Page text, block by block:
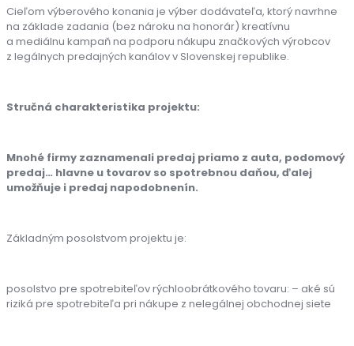
Cieľom výberového konania je výber dodávateľa, ktorý navrhne
na základe zadania (bez nároku na honorár) kreatívnu
a mediálnu kampaň na podporu nákupu značkových výrobcov
z legálnych predajných kanálov v Slovenskej republike.
Stručná charakteristika projektu:
Mnohé firmy zaznamenali predaj priamo z auta, podomový
predaj… hlavne u tovarov so spotrebnou daňou, ďalej
umožňuje i predaj napodobnenín.
Základným posolstvom projektu je:
posolstvo pre spotrebiteľov rýchloobrátkového tovaru: – aké sú
riziká pre spotrebiteľa pri nákupe z nelegálnej obchodnej siete